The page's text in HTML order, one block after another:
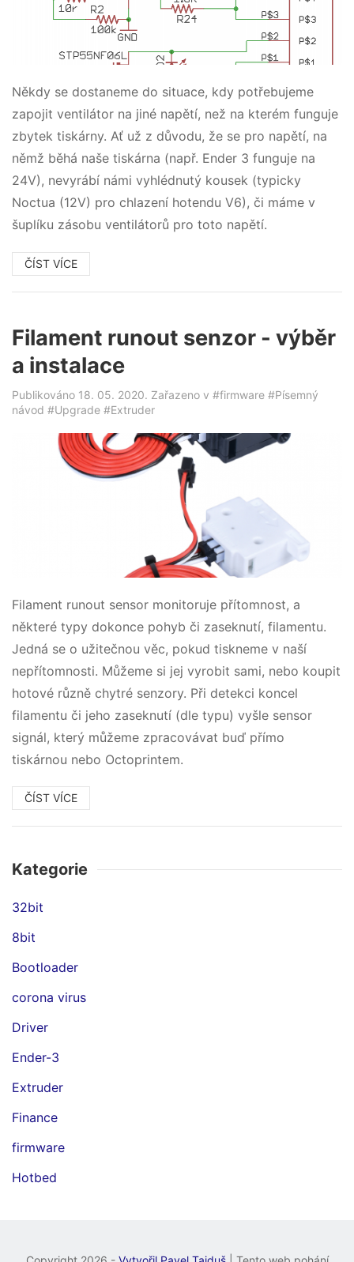
Někdy se dostaneme do situace, kdy potřebujeme
zapojit ventilátor na jiné napětí, než na kterém funguje
zbytek tiskárny. Ať už z důvodu, že se pro napětí, na
němž běhá naše tiskárna (např. Ender 3 funguje na
24V), nevyrábí námi vyhlédnutý kousek (typicky
Noctua (12V) pro chlazení hotendu V6), či máme v
šuplíku zásobu ventilátorů pro toto napětí.
ČÍST VÍCE
Filament runout senzor - výběr
a instalace
Publikováno 18. 05. 2020. Zařazeno v #firmware #Písemný
návod #Upgrade #Extruder
Filament runout sensor monitoruje přítomnost, a
některé typy dokonce pohyb či zaseknutí, filamentu.
Jedná se o užitečnou věc, pokud tiskneme v naší
nepřítomnosti. Můžeme si jej vyrobit sami, nebo koupit
hotové různě chytré senzory. Při detekci koncel
filamentu či jeho zaseknutí (dle typu) vyšle sensor
signál, který můžeme zpracovávat buď přímo
tiskárnou nebo Octoprintem.
ČÍST VÍCE
Kategorie
32bit
8bit
Bootloader
corona virus
Driver
Ender-3
Extruder
Finance
firmware
Hotbed